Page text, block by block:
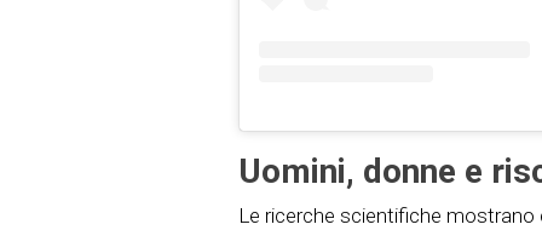
Uomini, donne e
Le ricerche scientifiche